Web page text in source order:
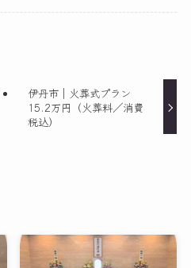
伊丹市｜火葬式プラン
15.2万円（火葬料／消費
税込）